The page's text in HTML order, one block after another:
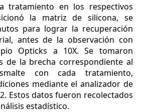
tratamiento en los respectivos
la matriz de silicona, se
para lograr la recuperación
antes de la observación con
Opticks a 10X. Se tomaron
de la brecha correspondiente al
con cada tratamiento,
mediante el analizador de
Estos datos fueron recolectados
estadístico.